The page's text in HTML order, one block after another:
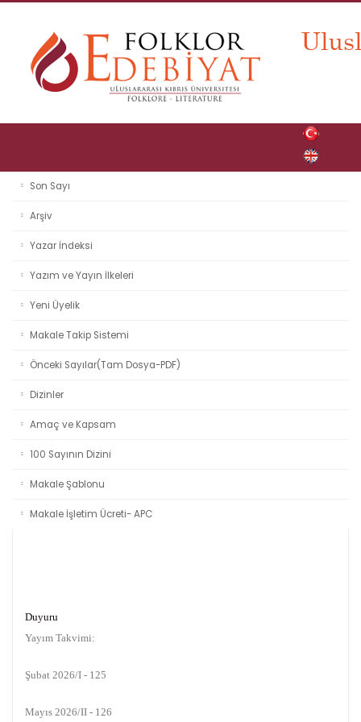
Son Sayı
Arşiv
Yazar İndeksi
Yazım ve Yayın İlkeleri
Yeni Üyelik
Makale Takip Sistemi
Önceki Sayılar(Tam Dosya-PDF)
Dizinler
Amaç ve Kapsam
100 Sayının Dizini
Makale Şablonu
Makale İşletim Ücreti- APC
Duyuru
Yayım Takvimi:
Şubat 2026/I - 125
Mayıs 2026/II - 126